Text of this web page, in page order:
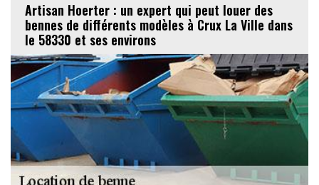
Artisan Hoerter : un expert qui peut louer des
bennes de différents modèles à Crux La Ville dans
le 58330 et ses environs